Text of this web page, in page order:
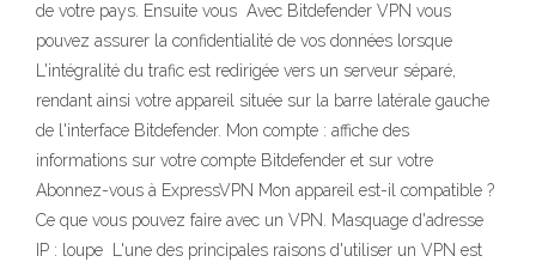
de votre pays. Ensuite vous Avec Bitdefender VPN vous
pouvez assurer la confidentialité de vos données lorsque
L'intégralité du trafic est redirigée vers un serveur séparé,
rendant ainsi votre appareil située sur la barre latérale gauche
de l'interface Bitdefender. Mon compte : affiche des
informations sur votre compte Bitdefender et sur votre
Abonnez-vous à ExpressVPN Mon appareil est-il compatible ?
Ce que vous pouvez faire avec un VPN. Masquage d'adresse
IP : loupe L'une des principales raisons d'utiliser un VPN est